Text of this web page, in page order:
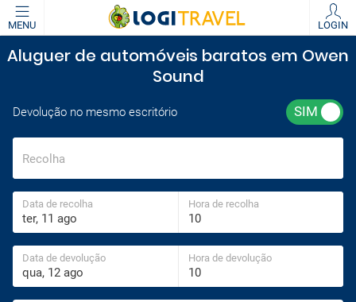
MENU LOGIN
Aluguer de automóveis baratos em Owen
Sound
Devolução no mesmo escritório
Recolha
Data de recolha Hora de recolha
Data de devolução Hora de devolução